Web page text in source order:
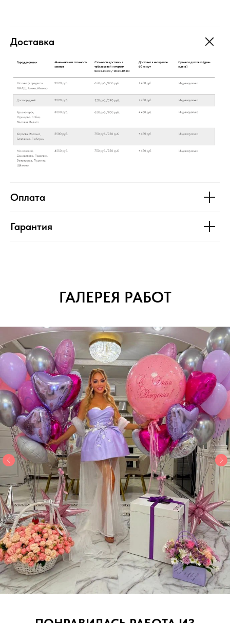
Доставка
Оплата
Гарантия
ГАЛЕРЕЯ РАБОТ